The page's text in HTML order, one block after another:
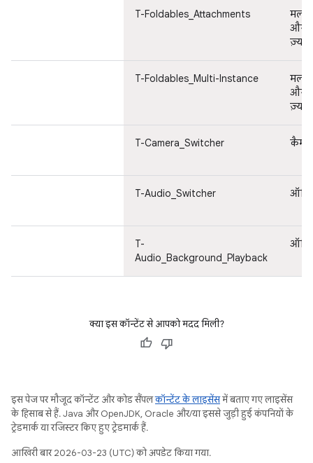
T-Foldables_Attachments
और
T-Foldables_Multi-Instance
और
T-Camera_Switcher कैमरा
T-Audio_Switcher
T-
Audio_Background_Playback
क्या इस कॉन्टेंट से आपको मदद मिली?
इस पेज पर मौजूद कॉन्टेंट और कोड सैंपलकॉन्टेंट के लाइसेंसमें बताए गए लाइसेंस
के हिसाब से हैं. Java और OpenJDK, Oracle और/या इससे जुड़ी हुई कंपनियों के
ट्रेडमार्क या रजिस्टर किए हुए ट्रेडमार्क हैं.
आखिरी बार 2026-03-23 (UTC) को अपडेट किया गया.